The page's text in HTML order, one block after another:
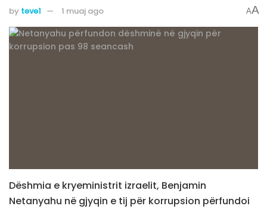
by teve1 1 muaj ago AA
Dëshmia e kryeministrit izraelit, Benjamin
Netanyahu në gjyqin e tij për korrupsion përfundoi